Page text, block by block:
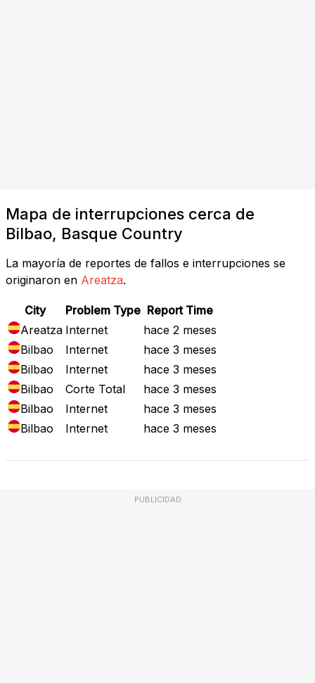
Mapa de interrupciones cerca de
Bilbao, Basque Country
La mayoría de reportes de fallos e interrupciones se
originaron en Areatza.
City Problem Type Report Time
Areatza Internet
hace 2 meses
Bilbao
Internet
hace 3 meses
Bilbao
Internet
hace 3 meses
Bilbao
Corte Total
hace 3 meses
Bilbao
Internet
hace 3 meses
Bilbao
Internet hace 3 meses
PUBLICIDAD